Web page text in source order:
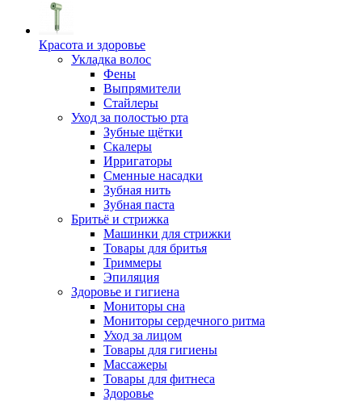
Красота и здоровье
Укладка волос
Фены
Выпрямители
Стайлеры
Уход за полостью рта
Зубные щётки
Скалеры
Ирригаторы
Сменные насадки
Зубная нить
Зубная паста
Бритьё и стрижка
Машинки для стрижки
Товары для бритья
Триммеры
Эпиляция
Здоровье и гигиена
Мониторы сна
Мониторы сердечного ритма
Уход за лицом
Товары для гигиены
Массажеры
Товары для фитнеса
Здоровье